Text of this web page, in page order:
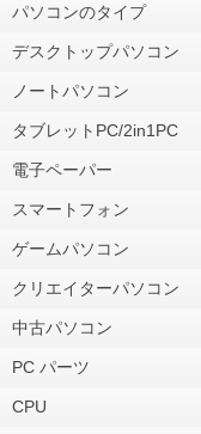
パソコンのタイプ
デスクトップパソコン
ノートパソコン
タブレットPC/2in1PC
電子ペーパー
スマートフォン
ゲームパソコン
クリエイターパソコン
中古パソコン
PC パーツ
CPU